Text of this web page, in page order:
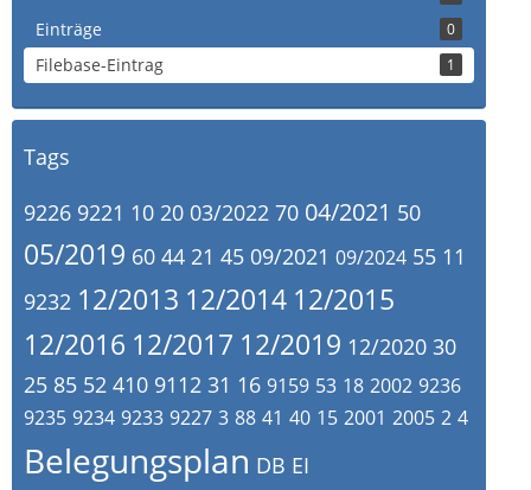
Einträge 0
Filebase-Eintrag 1
Tags
9226 9221 10 20 03/2022 70 04/2021 50
05/2019 60 44 21 45 09/2021 09/2024 55 11
9232 12/2013 12/2014 12/2015
12/2016 12/2017 12/2019 12/2020 30
25 85 52 410 9112 31 16 9159 53 18 2002 9236
9235 9234 9233 9227 3 88 41 40 15 2001 2005 2 4
Belegungsplan DB EI